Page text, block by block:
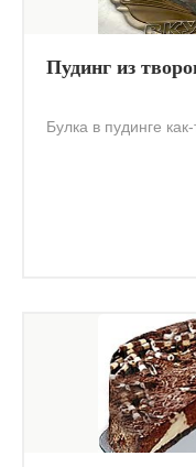
Пудинг из
Булка в пудинге